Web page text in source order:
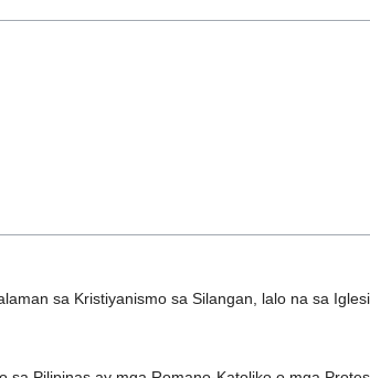
sa Kristiyanismo sa Silangan, lalo na sa